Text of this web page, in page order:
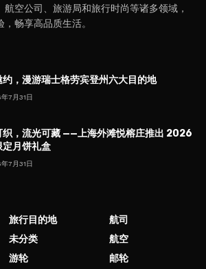
空公司、旅游局和旅行时尚等诸多领域，
畅享高品质生活。
约，漫游瑞士格劳宾登州六大目的地
7月31日
织，流光可藏 ——上海外滩悦榕庄推出 2026
定月饼礼盒
7月31日
旅行目的地
未分类
游轮
航司
航空
邮轮